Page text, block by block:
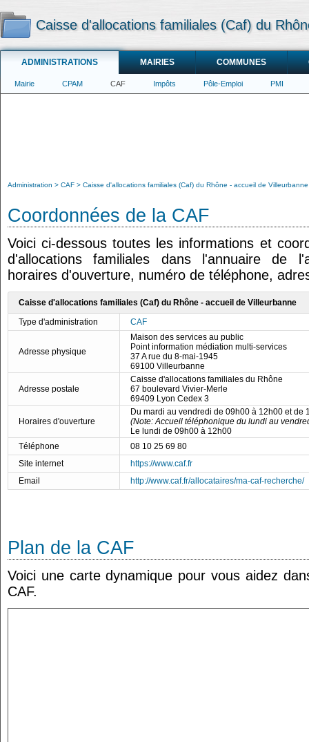
Caisse d'allocations familiales (Caf) du
ADMINISTRATIONS MAIRIES COMMUNES
Mairie CPAM CAF Impôts Pôle-Emploi PMI
Administration CAF Caisse d'allocations familiales (Caf) du Rhône - accueil de Villeurbanne
Coordonnées de la CAF
Voici ci-dessous toutes les informations et
d'allocations familiales dans l'annuaire de
horaires d'ouverture, numéro de téléphone,
Caisse d'allocations familiales (Caf) du Rhône - accueil de Villeurbanne
Type d'administration
CAF
Adresse physique
Maison des services au public
Point information médiation multi-services
37 A rue du 8-mai-1945
69100 Villeurbanne
Adresse postale
Caisse d'allocations familiales du Rhône
67 boulevard Vivier-Merle
69409 Lyon Cedex 3
Horaires d'ouverture
Du mardi au vendredi de 09h00 à 12h00 et de
(Note: Accueil téléphonique du lundi au
Le lundi de 09h00 à 12h00
Téléphone
08 10 25 69 80
Site internet
https://www.caf.fr
Email
http://www.caf.fr/allocataires/ma-caf-recherche/
Plan de la CAF
Voici une carte dynamique pour vous aidez
CAF.